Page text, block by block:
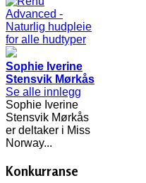
Sophie Iverine
Stensvik Mørkås
Se alle innlegg
Sophie Iverine
Stensvik Mørkås
er deltaker i Miss
Norway...
Konkurranse